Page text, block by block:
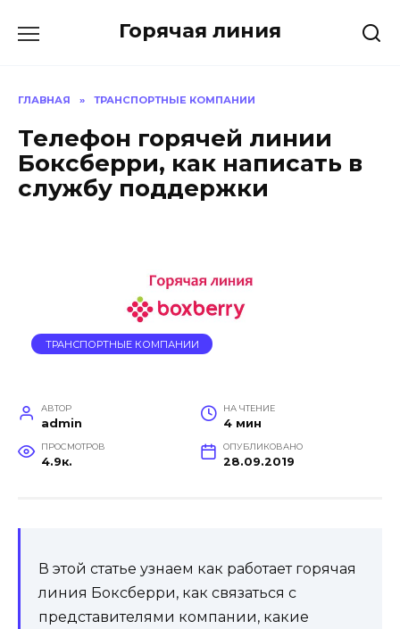
Горячая линия
ГЛАВНАЯ » ТРАНСПОРТНЫЕ КОМПАНИИ
Телефон горячей линии
Боксберри, как написать в
службу поддержки
ТРАНСПОРТНЫЕ КОМПАНИИ
АВТОР
admin
НА ЧТЕНИЕ
4 мин
ПРОСМОТРОВ
4.9к.
ОПУБЛИКОВАНО
28.09.2019
В этой статье узнаем как работает горячая
линия Боксберри, как связаться с
представителями компании, какие